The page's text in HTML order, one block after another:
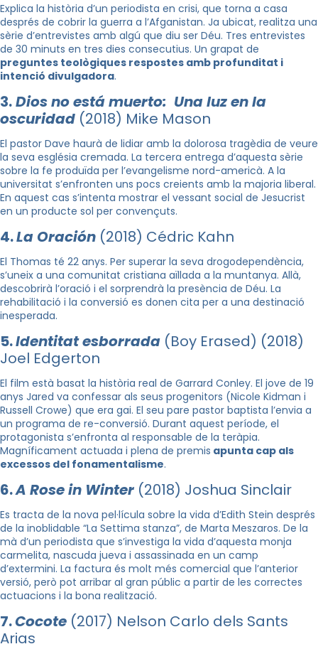
Explica la història d’un periodista en crisi, que torna a casa
després de cobrir la guerra a l’Afganistan. Ja ubicat, realitza una
sèrie d’entrevistes amb algú que diu ser Déu. Tres entrevistes
de 30 minuts en tres dies consecutius. Un grapat de
preguntes teològiques respostes amb profunditat i
intenció divulgadora.
3.Dios no está muerto: Una luz en la
oscuridad (2018) Mike Mason
El pastor Dave haurà de lidiar amb la dolorosa tragèdia de veure
la seva església cremada. La tercera entrega d’aquesta sèrie
sobre la fe produïda per l’evangelisme nord-americà. A la
universitat s’enfronten uns pocs creients amb la majoria liberal.
En aquest cas s’intenta mostrar el vessant social de Jesucrist
en un producte sol per convençuts.
4.La Oración (2018) Cédric Kahn
El Thomas té 22 anys. Per superar la seva drogodependència,
s’uneix a una comunitat cristiana aïllada a la muntanya. Allà,
descobrirà l’oració i el sorprendrà la presència de Déu. La
rehabilitació i la conversió es donen cita per a una destinació
inesperada.
5.Identitat esborrada (Boy Erased) (2018)
Joel Edgerton
El film està basat la història real de Garrard Conley. El jove de 19
anys Jared va confessar als seus progenitors (Nicole Kidman i
Russell Crowe) que era gai. El seu pare pastor baptista l’envia a
un programa de re-conversió. Durant aquest període, el
protagonista s’enfronta al responsable de la teràpia.
Magníficament actuada i plena de premis apunta cap als
excessos del fonamentalisme.
6.A Rose in Winter (2018) Joshua Sinclair
Es tracta de la nova pel·lícula sobre la vida d’Edith Stein després
de la inoblidable “La Settima stanza”, de Marta Meszaros. De la
mà d’un periodista que s’investiga la vida d’aquesta monja
carmelita, nascuda jueva i assassinada en un camp
d’extermini. La factura és molt més comercial que l’anterior
versió, però pot arribar al gran públic a partir de les correctes
actuacions i la bona realització.
7.Cocote (2017) Nelson Carlo dels Sants
Arias